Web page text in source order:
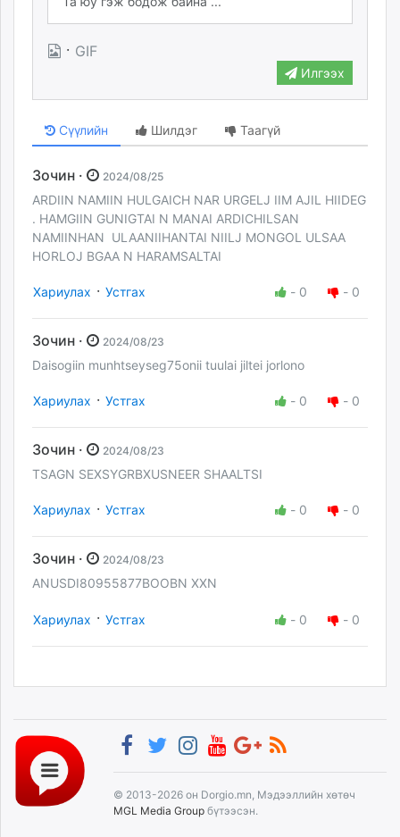
· GIF
Илгээх
Сүүлийн Шилдэг Таагүй
Зочин · 2024/08/25
ARDIIN NAMIIN HULGAICH NAR URGELJ IIM AJIL HIIDEG
. HAMGIIN GUNIGTAI N MANAI ARDICHILSAN
NAMIINHAN ULAANIIHANTAI NIILJ MONGOL ULSAA
HORLOJ BGAA N HARAMSALTAI
Хариулах · Устгах - 0 - 0
Зочин · 2024/08/23
Daisogiin munhtseyseg75onii tuulai jiltei jorlono
Хариулах · Устгах - 0 - 0
Зочин · 2024/08/23
TSAGN SEXSYGRBXUSNEER SHAALTSI
Хариулах · Устгах - 0 - 0
Зочин · 2024/08/23
ANUSDI80955877BOOBN XXN
Хариулах · Устгах - 0 - 0
© 2013-2026 он Dorgio.mn, Мэдээллийн хөтөч
MGL Media Group бүтээсэн.